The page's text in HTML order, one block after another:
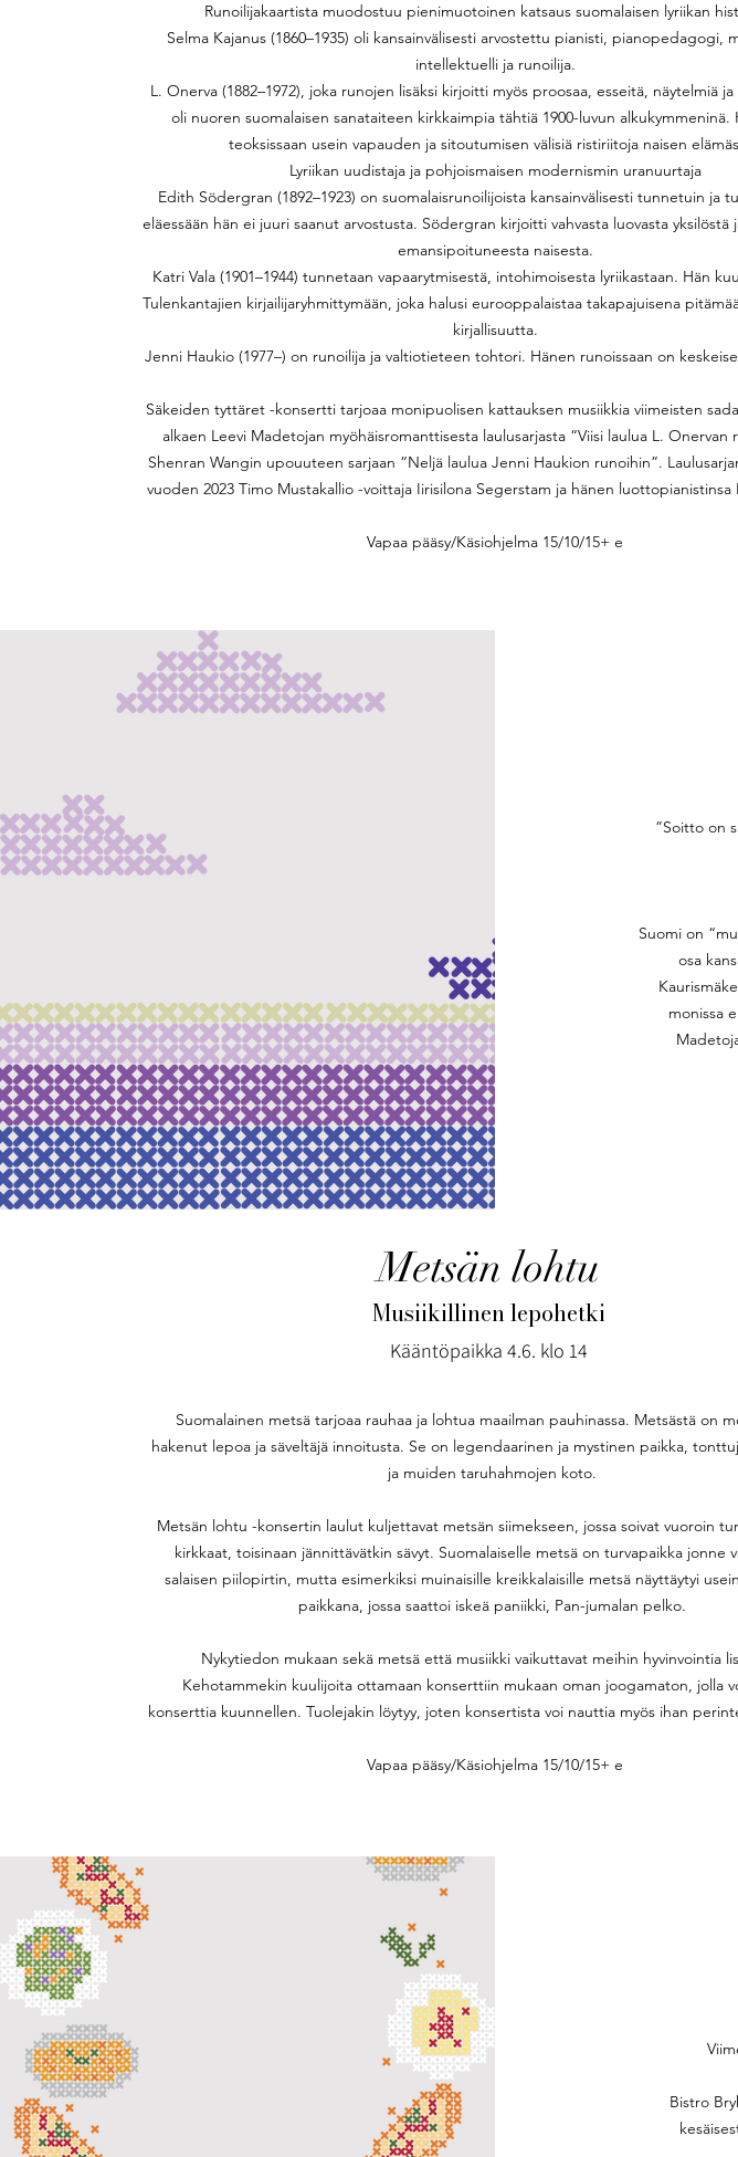
Runoilijakaartista muodostuu pienimuotoinen katsaus suomalaisen lyriikan
Selma Kajanus (1860–1935) oli kansainvälisesti arvostettu pianisti, pianopedagogi,
intellektuelli ja runoilija.
L. Onerva (1882–1972), joka runojen lisäksi kirjoitti myös proosaa, esseitä, näytelmiä
oli nuoren suomalaisen sanataiteen kirkkaimpia tähtiä 1900-luvun alkukymmeninä.
teoksissaan usein vapauden ja sitoutumisen välisiä risti­riitoja naisen
Lyriikan uudistaja ja pohjoismaisen modernismin uranuurtaja
Edith Södergran (1892–1923) on suomalaisrunoilijoista kansainvälisesti tunnetuin ja
eläessään hän ei juuri saanut arvostusta. Södergran kirjoitti vahvasta luovasta yksilöstä
emansipoituneesta naisesta.
Katri Vala (1901–1944) tunnetaan vapaarytmisestä, intohimoisesta lyriikastaan. Hän
Tulenkantajien kirjailijaryhmittymään, joka halusi eurooppalaistaa takapajuisena
kirjallisuutta.
Jenni Haukio (1977–) on runoilija ja valtiotieteen tohtori. Hänen runoissaan on
Säkeiden tyttäret -konsertti tarjoaa monipuolisen kattauksen musiikkia viimeisten
alkaen Leevi Madetojan myöhäisromanttisesta laulusarjasta “Viisi laulua L. Onervan
Shenran Wangin upouuteen sarjaan “Neljä laulua Jenni Haukion runoihin”.
vuoden 2023 Timo Mustakallio -voittaja Iirisilona Segerstam ja hänen luottopianistinsa
Vapaa pääsy/Käsiohjelma 15/10/15+ e
”Soitto on
Suomi on
osa
monissa
Metsän lohtu
Musiikillinen lepohetki
Kääntöpaikka 4.6. klo 14
Suomalainen metsä tarjoaa rauhaa ja lohtua maailman pauhinassa. Metsästä on
hakenut lepoa ja säveltäjä innoitusta. Se on legendaarinen ja mystinen paikka,
ja muiden taruhahmojen koto.
Metsän lohtu -konsertin laulut kuljettavat metsän siimekseen, jossa soivat vuoroin
kirkkaat, toisinaan jännittävätkin sävyt. Suomalaiselle metsä on turvapaikka jonne
salaisen piilopirtin, mutta esimerkiksi muinaisille kreikkalaisille metsä näyttäytyi
paikkana, jossa saattoi iskeä paniikki, Pan-jumalan pelko.
Nykytiedon mukaan sekä metsä että musiikki vaikuttavat meihin hyvinvointia
Kehotammekin kuulijoita ottamaan konserttiin mukaan oman joogamaton, jolla
konserttia kuunnellen. Tuolejakin löytyy, joten konsertista voi nauttia myös ihan
Vapaa pääsy/Käsiohjelma 15/10/15+ e
Bistro